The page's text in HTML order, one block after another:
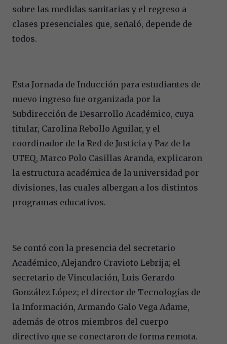
sobre las medidas sanitarias y el regreso a
clases presenciales que, señaló, depende de
todos.
Esta Jornada de Inducción para estudiantes de
nuevo ingreso fue organizada por la
Subdirección de Desarrollo Académico, cuya
titular, Carolina Rebollo Aguilar, y el
coordinador de la Red de Justicia y Paz de la
UTEQ, Marco Polo Casillas Aranda, explicaron
la estructura académica de la universidad por
divisiones, las cuales albergan a los distintos
programas educativos.
Se contó con la presencia del secretario
Académico, Alejandro Cravioto Lebrija; el
secretario de Vinculación, Luis Gerardo
González López; el director de Tecnologías de
la Información, Armando Galo Vega Adame,
además de otros miembros del cuerpo
directivo que se conectaron de forma remota.